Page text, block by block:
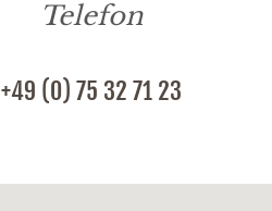
Telefon
+49 (0) 75 32 71 23